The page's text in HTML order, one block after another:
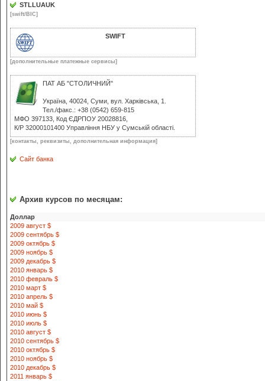
STLLUAUK
[swift/BIC]
SWIFT
[дополнительные платежные сервисы]
ПАТ АБ "СТОЛИЧНИЙ"
Україна, 40024, Суми, вул. Харківська, 1.
Тел./факс.: +38 (0542) 659-815
МФО 397133, Код ЄДРПОУ 20028816,
К/Р 32000101400 Управління НБУ у Сумській області.
[контакты, реквизиты, дополнительная информация]
Сайт банка
Архив курсов по месяцам:
Доллар
2009 август $
2009 сентябрь $
2009 октябрь $
2009 ноябрь $
2009 декабрь $
2010 январь $
2010 февраль $
2010 март $
2010 апрель $
2010 май $
2010 июнь $
2010 июль $
2010 август $
2010 сентябрь $
2010 октябрь $
2010 ноябрь $
2010 декабрь $
2011 январь $